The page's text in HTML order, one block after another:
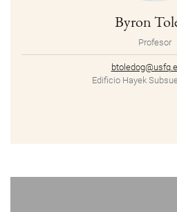
Byron
Profesor
Edificio Hayek